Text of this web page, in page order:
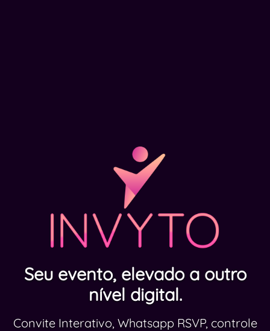
Seu evento, elevado a outro
nível digital.
Convite Interativo, Whatsapp RSVP, controle